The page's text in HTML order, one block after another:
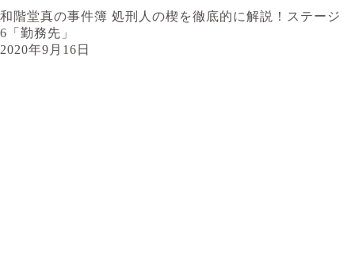
和階堂真の事件簿 処刑人の楔を徹底的に解説！ステージ
6「勤務先」
2020年9月16日